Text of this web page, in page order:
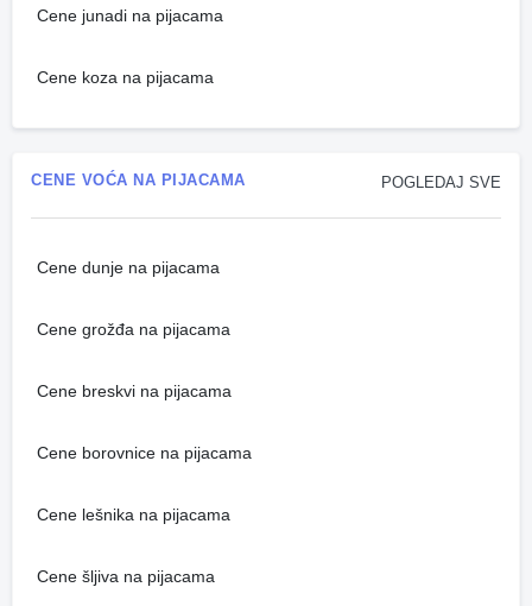
Cene junadi na pijacama
Cene koza na pijacama
POGLEDAJ SVE
CENE VOĆA NA PIJACAMA
Cene dunje na pijacama
Cene grožđa na pijacama
Cene breskvi na pijacama
Cene borovnice na pijacama
Cene lešnika na pijacama
Cene šljiva na pijacama